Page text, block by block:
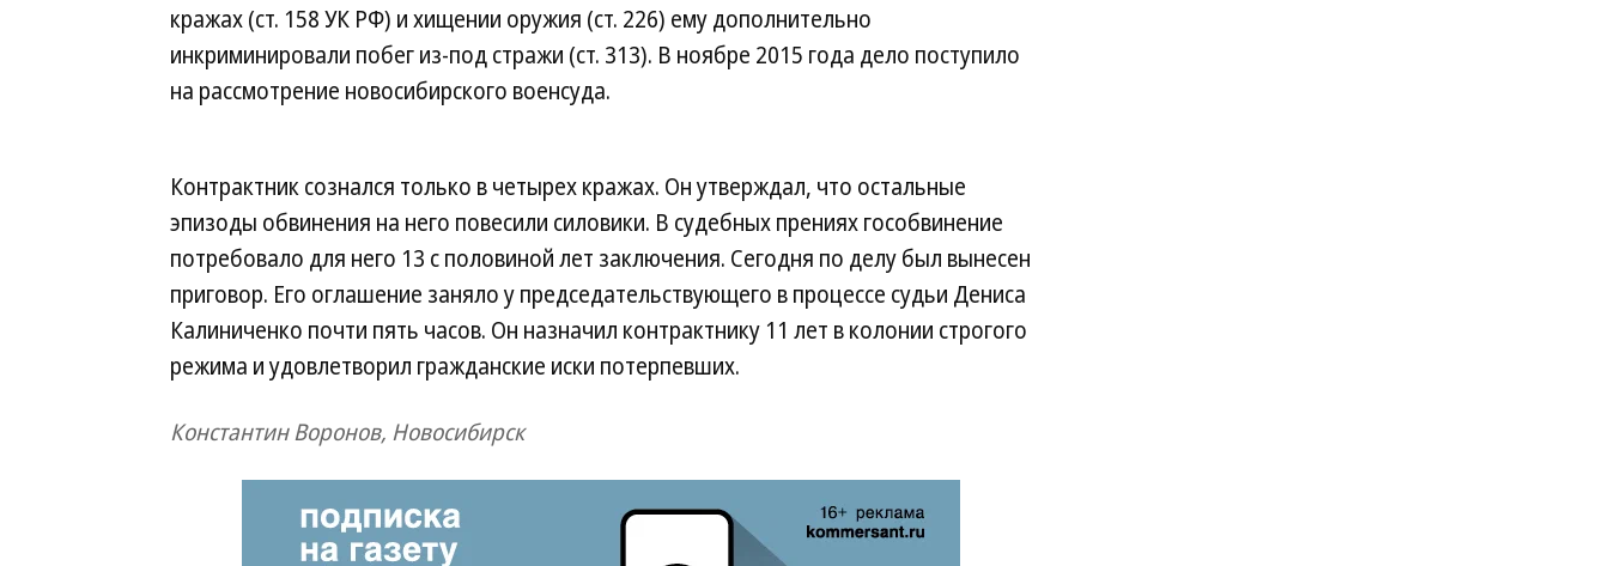
кражах (ст. 158 УК РФ) и хищении оружия (ст. 226) ему дополнительно
инкриминировали побег из-под стражи (ст. 313). В ноябре 2015 года дело поступило
на рассмотрение новосибирского военсуда.
Контрактник сознался только в четырех кражах. Он утверждал, что остальные
эпизоды обвинения на него повесили силовики. В судебных прениях гособвинение
потребовало для него 13 с половиной лет заключения. Сегодня по делу был вынесен
приговор. Его оглашение заняло у председательствующего в процессе судьи Дениса
Калиниченко почти пять часов. Он назначил контрактнику 11 лет в колонии строгого
режима и удовлетворил гражданские иски потерпевших.
Константин Воронов, Новосибирск